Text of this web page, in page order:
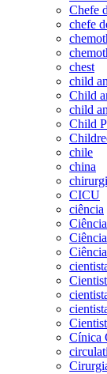
Chefe
chefe
chest
child
Child
child
Child
chile
china
CICU
ciência
Cínica